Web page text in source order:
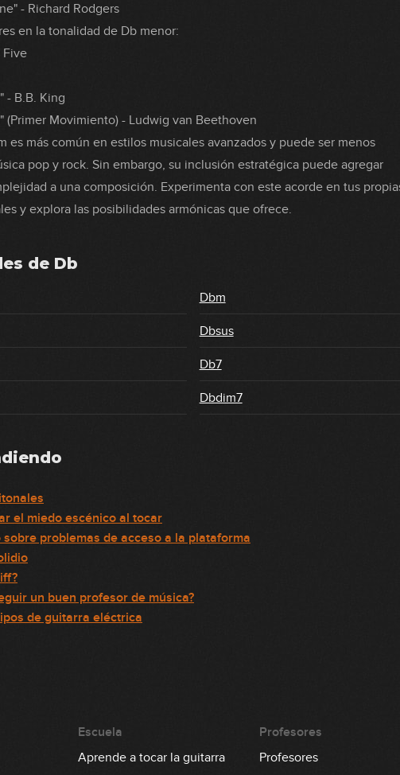
- Richard Rodgers
en la tonalidad de Db menor:
Five
- B.B. King
(Primer Movimiento) - Ludwig van Beethoven
es más común en estilos musicales avanzados y puede ser menos
pop y rock. Sin embargo, su inclusión estratégica puede agregar
a una composición. Experimenta con este acorde en tus
y explora las posibilidades armónicas que ofrece.
de Db
Dbm
Dbsus
Db7
Dbdim7
el miedo escénico al tocar
sobre problemas de acceso a la plataforma
un buen profesor de música?
de guitarra eléctrica
Escuela
Aprende a tocar la guitarra
Profesores
Profesores